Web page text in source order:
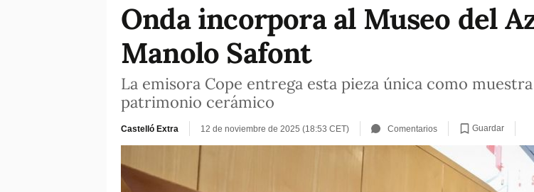
Onda incorpora al Museo del
Manolo Safont
La emisora Cope entrega esta pieza única como
patrimonio cerámico
Castelló Extra 12 de noviembre de 2025 (18:53 CET) Comentarios Guardar